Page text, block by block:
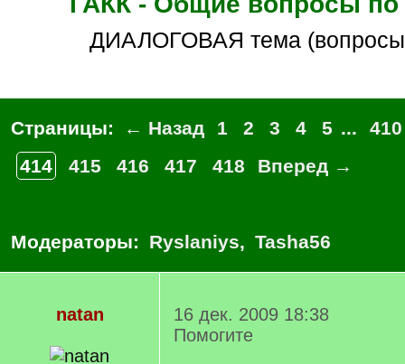
ДИАЛОГОВАЯ тема
Страницы: ← Назад 1 2 3 4 5 ...
410
414
415 416 417 418 Вперед →
Модераторы: Ryslaniys, Tasha56
natan
16 дек. 2009 18:38
Помогите